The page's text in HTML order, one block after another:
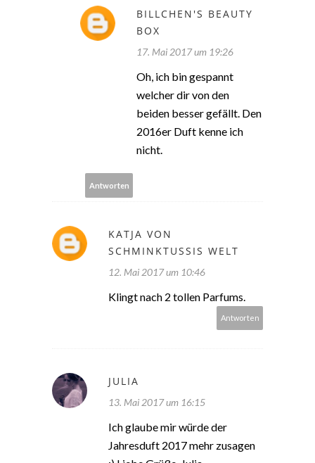
BILLCHEN'S BEAUTY
BOX
17. Mai 2017 um 19:26
Oh, ich bin gespannt
welcher dir von den
beiden besser gefällt. Den
2016er Duft kenne ich
nicht.
Antworten
KATJA VON
SCHMINKTUSSIS WELT
12. Mai 2017 um 10:46
Klingt nach 2 tollen Parfums.
Antworten
JULIA
13. Mai 2017 um 16:15
Ich glaube mir würde der
Jahresduft 2017 mehr zusagen